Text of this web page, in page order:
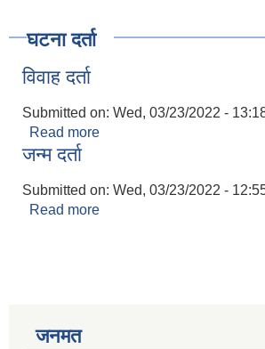
घटना दर्ता
विवाह दर्ता
Submitted on: Wed, 03/23/2022 -
Read more
जन्म दर्ता
Submitted on: Wed, 03/23/2022 -
Read more
जनमत